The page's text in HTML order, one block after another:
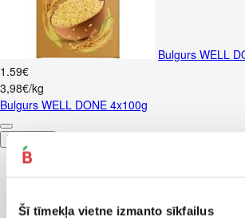
Šī tīmekļa vietne izmanto sīkfailus
Bulgurs WELL
1 .59€
3,98€/kg
Bulgurs WELL DONE 4x100g
Pievienot